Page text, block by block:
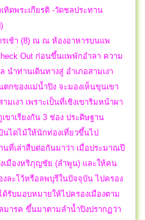
ทิดพระเกียรติ -วัดชลประทาน
เช้า (8) ณ ณ ห้องอาหารบนแพ
Out ก่อนขึ้นแพพักอำลา ความ
ำท่านเดินทางสู่ อำเภอสามเงา
ตกของแม่น้ำปิง จะมองเห็นขุนเขา
เงา เพราะเป็นที่เชิงเขาริมหน้าผา
ขาเรียงกัน 3 ช่อง ประดิษฐาน
ไดไม้ให้นักท่องเที่ยวขึ้นไป
ที่เล่าสืบต่อกันมาว่า เมื่อประมาณปี
เมืองหริภุญชัย (ลำพูน) และให้คน
ละโว้หรือลพบุรีในปัจจุบัน ไปครอง
รับมอบหมายให้ไปครองเมืองตาม
มารค ขึ้นมาตามลำน้ำปิงปรากฏว่า